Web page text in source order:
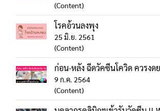
(Content)
โรคอ้วนลงพุง
25 มิ.ย. 2561
(Content)
ก่อน-หลัง ฉีดวัคซีนโควิด ควรงด
9 ก.ค. 2564
(Content)